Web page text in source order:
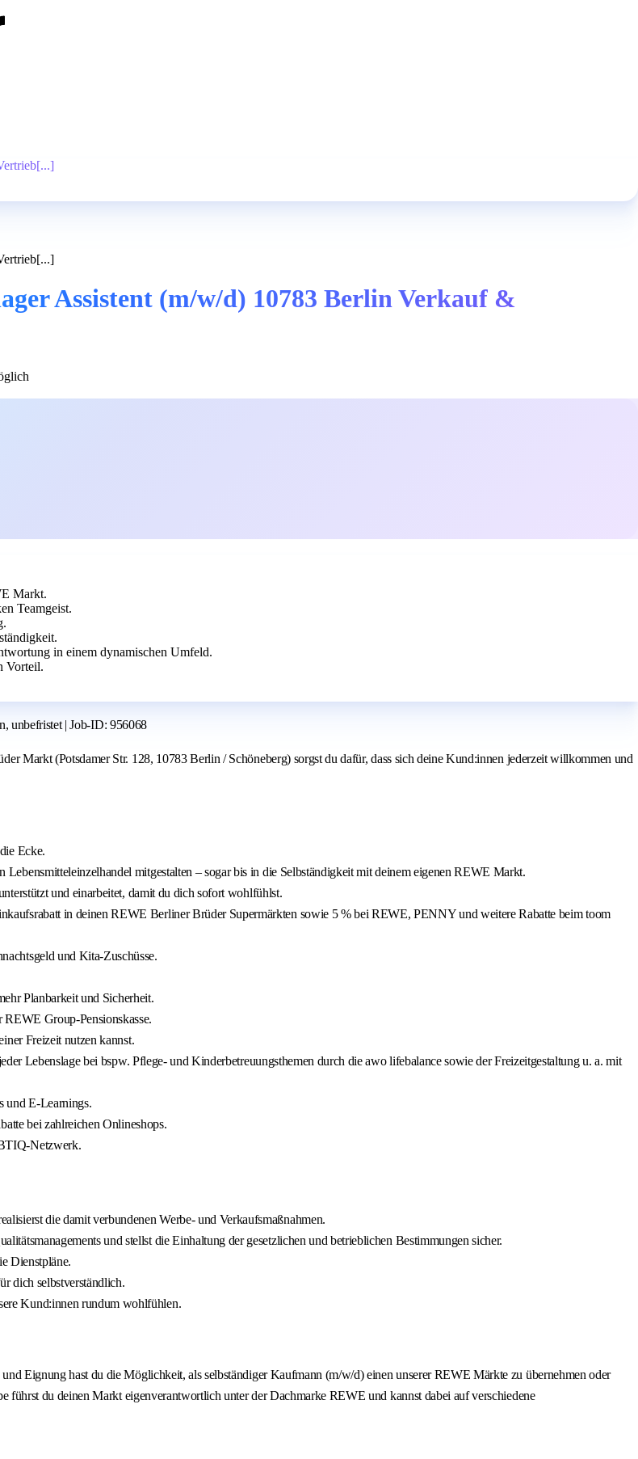
Assistent (m/w/d) 10783 Berlin Verkauf &
Markt.
Teamgeist.
in einem dynamischen Umfeld.
Vorteil.
unbefristet | Job-ID: 956068
Markt (Potsdamer Str. 128, 10783 Berlin / Schöneberg) sorgst du dafür, dass sich deine Kund:innen jederzeit willkommen und
Ecke.
mitgestalten – sogar bis in die Selbständigkeit mit deinem eigenen REWE Markt.
und einarbeitet, damit du dich sofort wohlfühlst.
in deinen REWE Berliner Brüder Supermärkten sowie 5 % bei REWE, PENNY und weitere Rabatte beim toom
und Kita-Zuschüsse.
Planbarkeit und Sicherheit.
Group-Pensionskasse.
Freizeit nutzen kannst.
Lebenslage bei bspw. Pflege- und Kinderbetreuungsthemen durch die awo lifebalance sowie der Freizeitgestaltung u. a. mit
und E-Learnings.
bei zahlreichen Onlineshops.
Netzwerk.
die damit verbundenen Werbe- und Verkaufsmaßnahmen.
und stellst die Einhaltung der gesetzlichen und betrieblichen Bestimmungen sicher.
Dienstpläne.
dich selbstverständlich.
Kund:innen rundum wohlfühlen.
Eignung hast du die Möglichkeit, als selbständiger Kaufmann (m/w/d) einen unserer REWE Märkte zu übernehmen oder
führst du deinen Markt eigenverantwortlich unter der Dachmarke REWE und kannst dabei auf verschiedene